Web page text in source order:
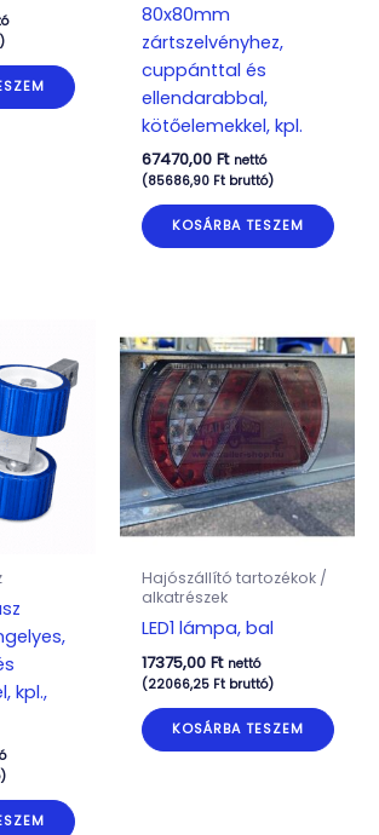
80x80mm
zártszelvényhez,
cuppánttal és
ellendarabbal,
kötőelemekkel, kpl.
67470,00 Ft nettó
(85686,90 Ftbruttó)
KOSÁRBA TESZEM
kpl.,
Hajószállító tartozékok /
alkatrészek
LED1 lámpa, bal
17375,00 Ft nettó
(22066,25 Ftbruttó)
KOSÁRBA TESZEM